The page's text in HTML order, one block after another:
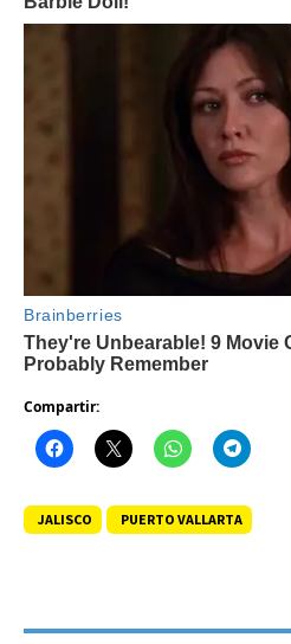
Compartir:
JALISCO PUERTO VALLARTA